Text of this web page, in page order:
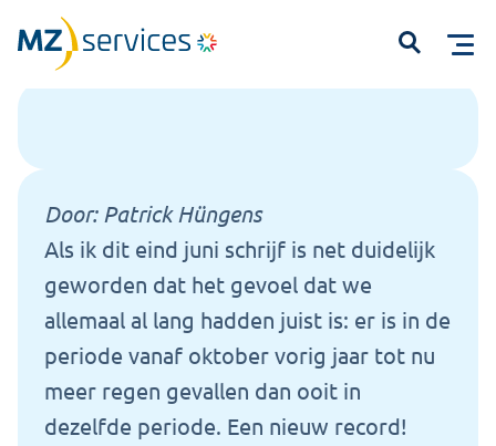
Start met typen om te zoeken...
Home Kennisbank 2024… We zijn alweer halverwege!
Door: Patrick Hüngens
Als ik dit eind juni schrijf is net duidelijk
geworden dat het gevoel dat we
allemaal al lang hadden juist is: er is in de
periode vanaf oktober vorig jaar tot nu
meer regen gevallen dan ooit in
dezelfde periode. Een nieuw record!